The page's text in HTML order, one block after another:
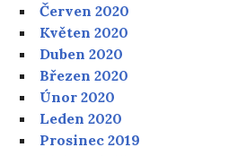
Červen 2020
Květen 2020
Duben 2020
Březen 2020
Únor 2020
Leden 2020
Prosinec 2019